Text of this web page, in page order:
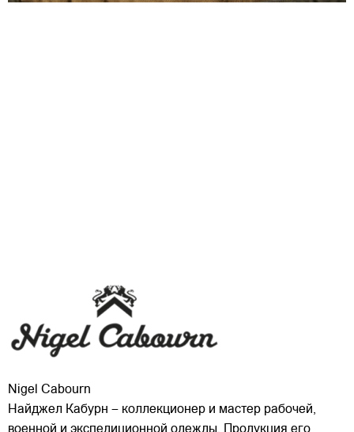
Nigel Cabourn
Найджел Кабурн – коллекционер и мастер рабочей,